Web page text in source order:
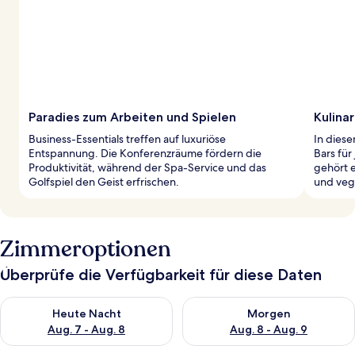
Paradies zum Arbeiten und Spielen
Business-Essentials treffen auf luxuriöse
Entspannung. Die Konferenzräume fördern die
Produktivität, während der Spa-Service und das
Golfspiel den Geist erfrischen.
In
Bars
gehört
und
Zimmeroptionen
Überprüfe die Verfügbarkeit für diese Daten
Heute Nacht
Aug. 7 - Aug. 8
Überprüfe die Verfügbarkeit für heute Nacht, Aug. 7 - Aug. 8.
Morgen
Aug. 8 - Aug. 9
Überprüfe die Verfügbarkeit